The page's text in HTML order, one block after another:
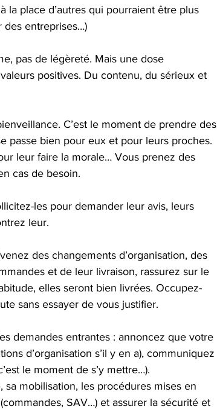
la place d’autres qui pourraient être plus
des entreprises…)
pas de légèreté. Mais une dose
positives. Du contenu, du sérieux et
C’est le moment de prendre des
passe bien pour eux et pour leurs proches.
leur faire la morale… Vous prenez des
cas de besoin.
les pour demander leur avis, leurs
leur.
des changements d’organisation, des
et de leur livraison, rassurez sur le
elles seront bien livrées. Occupez-
sans essayer de vous justifier.
demandes entrantes : annoncez que votre
d’organisation s’il y en a), communiquez
le moment de s’y mettre…).
sa mobilisation, les procédures mises en
SAV…) et assurer la sécurité et